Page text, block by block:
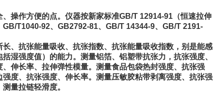
操作方便的点。仪器按新家标准GB/T 12914-91（恒速拉伸
T1040-92、GB2792-81、GB/T 14344-9、GB/T 2191-
、抗张能量吸收、抗张指数、抗张能量吸收指数，别是能感
湿强度值）的能力。测量铝箔、铝塑带抗张力，抗张强度、
伸长率、拉伸弹性模量。测量食品包袋热封强度、抗张强
度、抗张强度、伸长率。测量压敏胶粘带剥离强度、抗张强
量拉链轻滑度。